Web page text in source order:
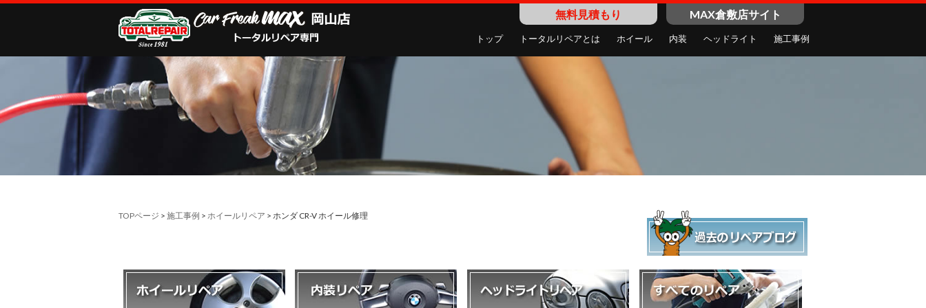
無料見積もり MAX倉敷店サイト
トップ トータルリペアとは ホイール 内装 ヘッドライト 施工事例
TOPページ > 施工事例 > ホイールリペア > ホンダ CR-V ホイール修理